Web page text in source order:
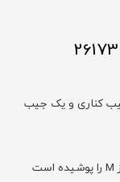
کناری و یک جیب